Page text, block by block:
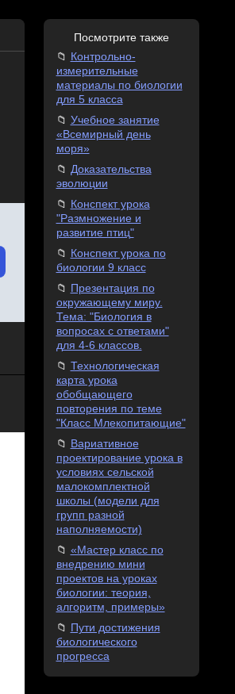
Посмотрите также
Контрольно-
измерительные
материалы по биологии
для 5 класса
Учебное занятие
«Всемирный день
моря»
Доказательства
эволюции
Конспект урока
"Размножение и
развитие птиц"
Конспект урока по
биологии 9 класс
Презентация по
окружающему миру.
Тема: "Биология в
вопросах с ответами"
для 4-6 классов.
Технологическая
карта урока
обобщающего
повторения по теме
"Класс Млекопитающие"
Вариативное
проектирование урока в
условиях сельской
малокомплектной
школы (модели для
групп разной
наполняемости)
«Мастер класс по
внедрению мини
проектов на уроках
биологии: теория,
алгоритм, примеры»
Пути достижения
биологического
прогресса